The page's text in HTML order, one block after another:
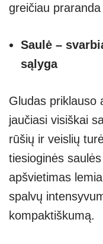
greičiau
Saulė –
sąlyga
Gludas priklauso
jaučiasi visiškai
rūšių ir veislių
tiesioginės
apšvietimas
spalvų
kompaktiškumą.